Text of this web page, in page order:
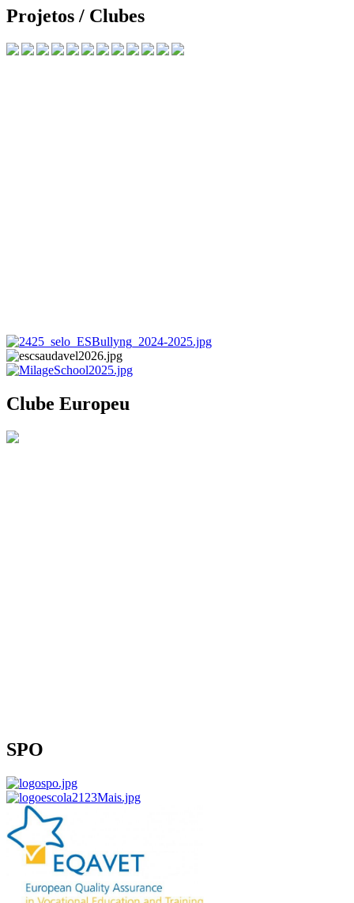
Projetos / Clubes
Clube Europeu
SPO